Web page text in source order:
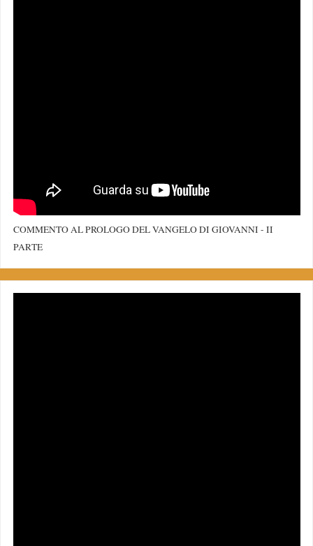
COMMENTO AL PROLOGO DEL VANGELO DI GIOVANNI - II
PARTE